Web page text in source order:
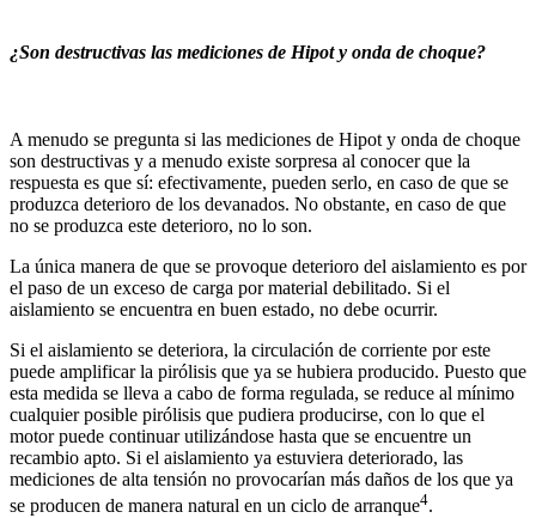
¿Son destructivas las mediciones de Hipot y onda de choque?
A menudo se pregunta si las mediciones de Hipot y onda de choque
son destructivas y a menudo existe sorpresa al conocer que la
respuesta es que sí: efectivamente, pueden serlo, en caso de que se
produzca deterioro de los devanados. No obstante, en caso de que
no se produzca este deterioro, no lo son.
La única manera de que se provoque deterioro del aislamiento es por
el paso de un exceso de carga por material debilitado. Si el
aislamiento se encuentra en buen estado, no debe ocurrir.
Si el aislamiento se deteriora, la circulación de corriente por este
puede amplificar la pirólisis que ya se hubiera producido. Puesto que
esta medida se lleva a cabo de forma regulada, se reduce al mínimo
cualquier posible pirólisis que pudiera producirse, con lo que el
motor puede continuar utilizándose hasta que se encuentre un
recambio apto. Si el aislamiento ya estuviera deteriorado, las
mediciones de alta tensión no provocarían más daños de los que ya
se producen de manera natural en un ciclo de arranque4.